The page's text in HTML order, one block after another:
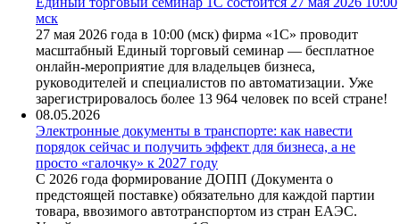
мск
27 мая 2026 года в 10:00 (мск) фирма «1С» проводит
масштабный Единый торговый семинар — бесплатное
онлайн-мероприятие для владельцев бизнеса,
руководителей и специалистов по автоматизации. Уже
зарегистрировалось более 13 964 человек по всей стране!
08.05.2026
Электронные документы в транспорте: как навести
порядок сейчас и получить эффект для бизнеса, а не
просто «галочку» к 2027 году
С 2026 года формирование ДОПП (Документа о
предстоящей поставке) обязательно для каждой партии
товара, ввозимого автотранспортом из стран ЕАЭС.